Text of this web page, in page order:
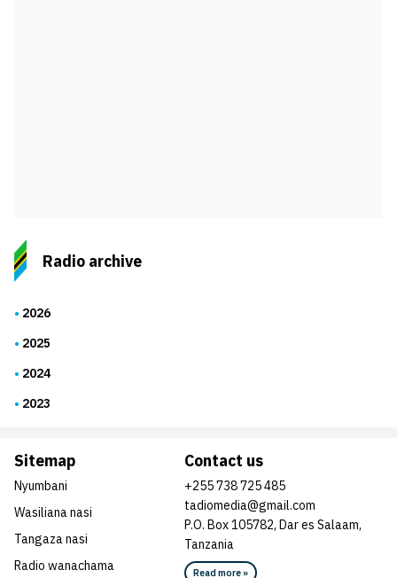
Radio archive
2026
2025
2024
2023
Sitemap
Nyumbani
Wasiliana nasi
Tangaza nasi
Radio wanachama
Contact us
+255 738 725 485
tadiomedia@gmail.com
P.O. Box 105782, Dar es Salaam,
Tanzania
Read more »